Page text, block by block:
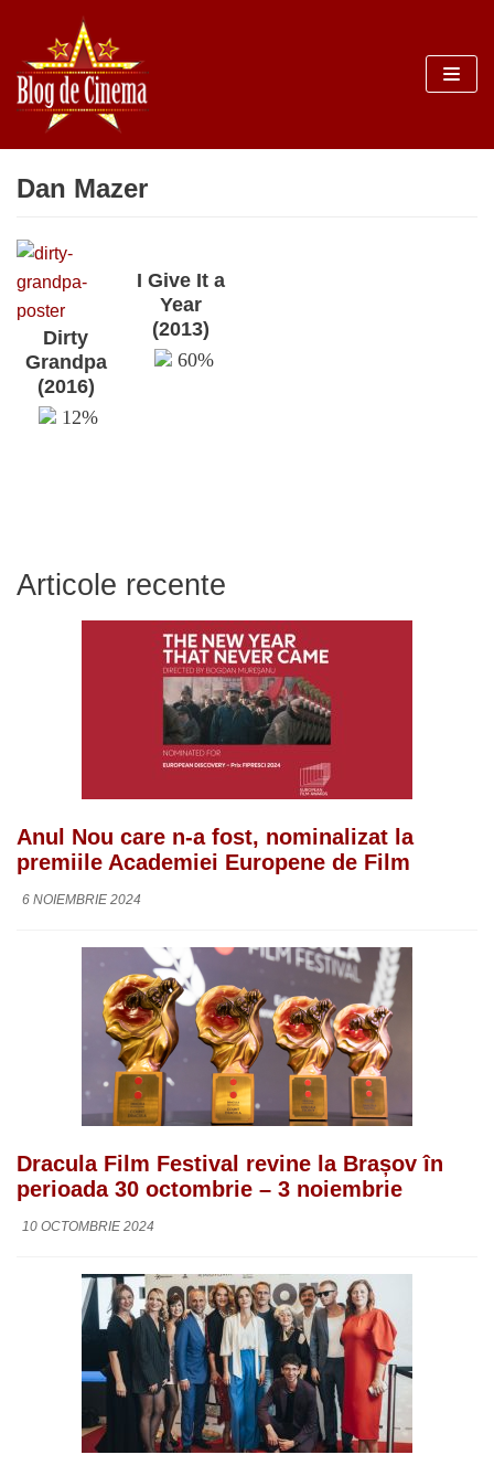
Sari
la
conținut
Dan Mazer
Dirty
Grandpa
(2016)
12%
I Give It a
Year
(2013)
60%
Articole recente
Anul Nou care n-a fost, nominalizat la
premiile Academiei Europene de Film
6 NOIEMBRIE 2024
Dracula Film Festival revine la Brașov în
perioada 30 octombrie – 3 noiembrie
10 OCTOMBRIE 2024